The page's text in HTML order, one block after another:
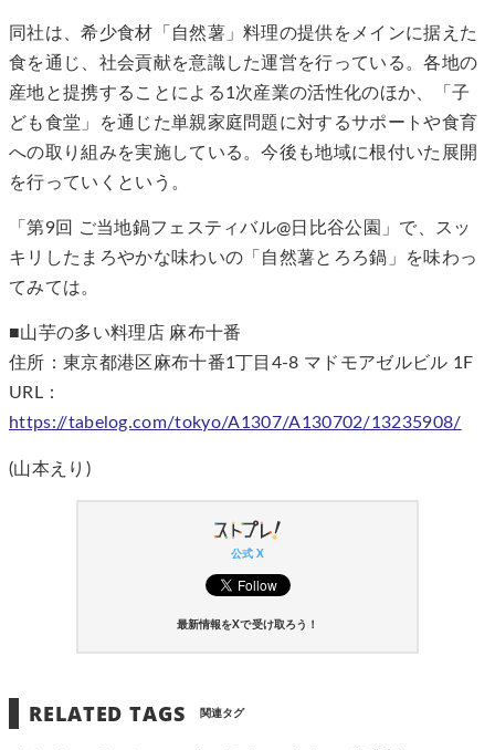
同社は、希少食材「自然薯」料理の提供をメインに据えた
食を通じ、社会貢献を意識した運営を行っている。各地の
産地と提携することによる1次産業の活性化のほか、「子
ども食堂」を通じた単親家庭問題に対するサポートや食育
への取り組みを実施している。今後も地域に根付いた展開
を行っていくという。
「第9回 ご当地鍋フェスティバル@日比谷公園」で、スッ
キリしたまろやかな味わいの「自然薯とろろ鍋」を味わっ
てみては。
■山芋の多い料理店 麻布十番
住所：東京都港区麻布十番1丁目4-8 マドモアゼルビル 1F
URL：
https://tabelog.com/tokyo/A1307/A130702/13235908/
(山本えり)
公式 X
最新情報をXで受け取ろう！
RELATED TAGS 関連タグ